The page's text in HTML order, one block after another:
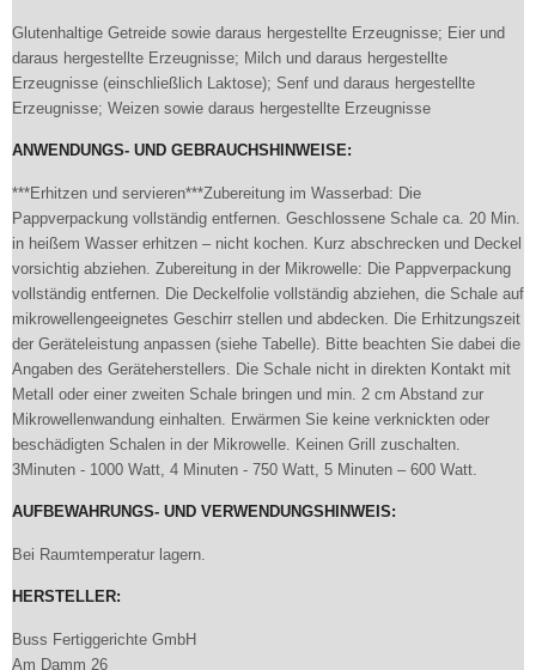
Glutenhaltige Getreide sowie daraus hergestellte Erzeugnisse; Eier und
daraus hergestellte Erzeugnisse; Milch und daraus hergestellte
Erzeugnisse (einschließlich Laktose); Senf und daraus hergestellte
Erzeugnisse; Weizen sowie daraus hergestellte Erzeugnisse
ANWENDUNGS- UND GEBRAUCHSHINWEISE:
***Erhitzen und servieren***Zubereitung im Wasserbad: Die
Pappverpackung vollständig entfernen. Geschlossene Schale ca. 20 Min.
in heißem Wasser erhitzen – nicht kochen. Kurz abschrecken und Deckel
vorsichtig abziehen. Zubereitung in der Mikrowelle: Die Pappverpackung
vollständig entfernen. Die Deckelfolie vollständig abziehen, die Schale auf
mikrowellengeeignetes Geschirr stellen und abdecken. Die Erhitzungszeit
der Geräteleistung anpassen (siehe Tabelle). Bitte beachten Sie dabei die
Angaben des Geräteherstellers. Die Schale nicht in direkten Kontakt mit
Metall oder einer zweiten Schale bringen und min. 2 cm Abstand zur
Mikrowellenwandung einhalten. Erwärmen Sie keine verknickten oder
beschädigten Schalen in der Mikrowelle. Keinen Grill zuschalten.
3Minuten - 1000 Watt, 4 Minuten - 750 Watt, 5 Minuten – 600 Watt.
AUFBEWAHRUNGS- UND VERWENDUNGSHINWEIS:
Bei Raumtemperatur lagern.
HERSTELLER:
Buss Fertiggerichte GmbH
Am Damm 26